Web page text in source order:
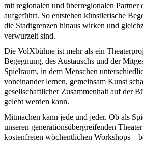
mit regionalen und überregionalen Partner
aufgeführt. So entstehen künstlerische
die Stadtgrenzen hinaus wirken und
verwurzelt sind.
Die VolXbühne ist mehr als ein
Begegnung, des Austauschs und der
Spielraum, in dem Menschen
voneinander lernen, gemeinsam Kunst
gesellschaftlicher Zusammenhalt auf der
gelebt werden kann.
Mitmachen kann jede und jeder. Ob als
unseren generationsübergreifenden
kostenfreien wöchentlichen Workshops –